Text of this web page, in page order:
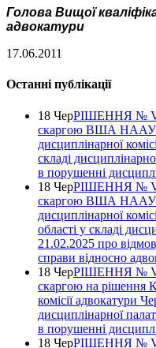
Голова Вищої
адвокатури
17.06.2011
Останні публікації
18 ЧерРІШЕННЯ №
скаргою ВША НААУ
дисциплінарної
складі
в порушенні
18 ЧерРІШЕННЯ №
скаргою ВША НААУ
дисциплінарної
області у складі
21.02.2025 про
справи відносно
18 ЧерРІШЕННЯ №
скаргою на рішення
комісії адвокатури
дисциплінарної
в порушенні
18 ЧерРІШЕННЯ №